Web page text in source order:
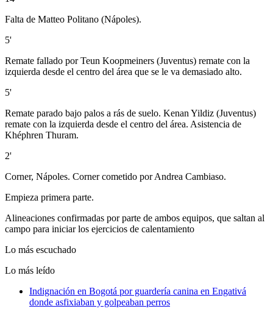
Falta de Matteo Politano (Nápoles).
5'
Remate fallado por Teun Koopmeiners (Juventus) remate con la
izquierda desde el centro del área que se le va demasiado alto.
5'
Remate parado bajo palos a rás de suelo. Kenan Yildiz (Juventus)
remate con la izquierda desde el centro del área. Asistencia de
Khéphren Thuram.
2'
Corner, Nápoles. Corner cometido por Andrea Cambiaso.
Empieza primera parte.
Alineaciones confirmadas por parte de ambos equipos, que saltan al
campo para iniciar los ejercicios de calentamiento
Lo más escuchado
Lo más leído
Indignación en Bogotá por guardería canina en Engativá
donde asfixiaban y golpeaban perros